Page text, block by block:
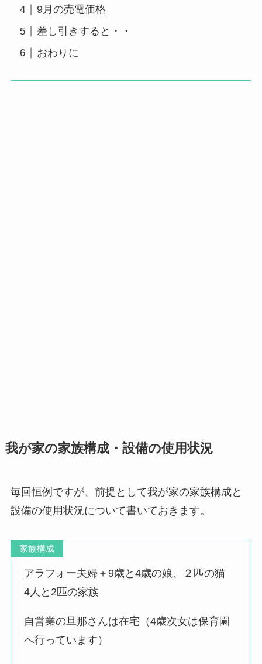
9月の売電価格
差し引きすると・・
おわりに
我が家の家族構成・設備の使用状況
毎回恒例ですが、前提として我が家の家族構成と
設備の使用状況について書いておきます。
家族構成
アラフォー夫婦＋9歳と4歳の娘、２匹の猫
4人と2匹の家族
自営業の旦那さんは在宅（4歳次女は保育園
へ行っています）